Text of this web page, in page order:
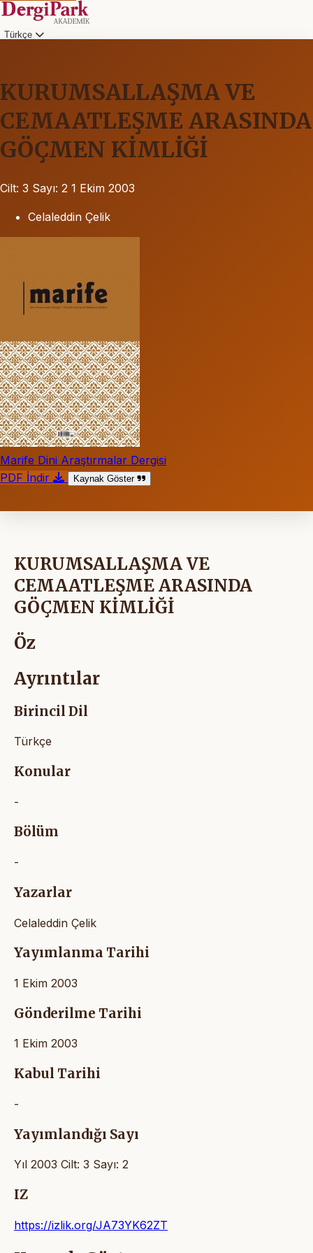
Türkçe
KURUMSALLAŞMA VE
CEMAATLEŞME ARASINDA
GÖÇMEN KİMLİĞİ
Cilt: 3 Sayı: 2 1 Ekim 2003
Celaleddin Çelik
Marife Dini Araştırmalar Dergisi
PDF İndir
Kaynak Göster
KURUMSALLAŞMA VE
CEMAATLEŞME ARASINDA
GÖÇMEN KİMLİĞİ
Öz
Ayrıntılar
Birincil Dil
Türkçe
Konular
-
Bölüm
-
Yazarlar
Celaleddin Çelik
Yayımlanma Tarihi
1 Ekim 2003
Gönderilme Tarihi
1 Ekim 2003
Kabul Tarihi
-
Yayımlandığı Sayı
Yıl 2003 Cilt: 3 Sayı: 2
IZ
https://izlik.org/JA73YK62ZT